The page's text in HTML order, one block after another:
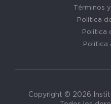
Términos
Política
Política
Política
Copyright © 2026